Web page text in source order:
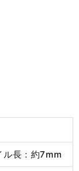
長：約7mm